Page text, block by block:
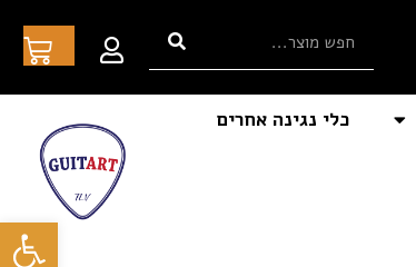
פתח
כלי נגינה אחרים